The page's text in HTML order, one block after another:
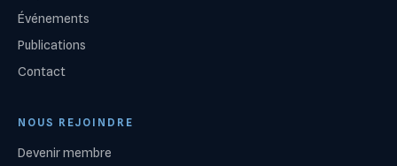
Événements
Publications
Contact
NOUS REJOINDRE
Devenir membre